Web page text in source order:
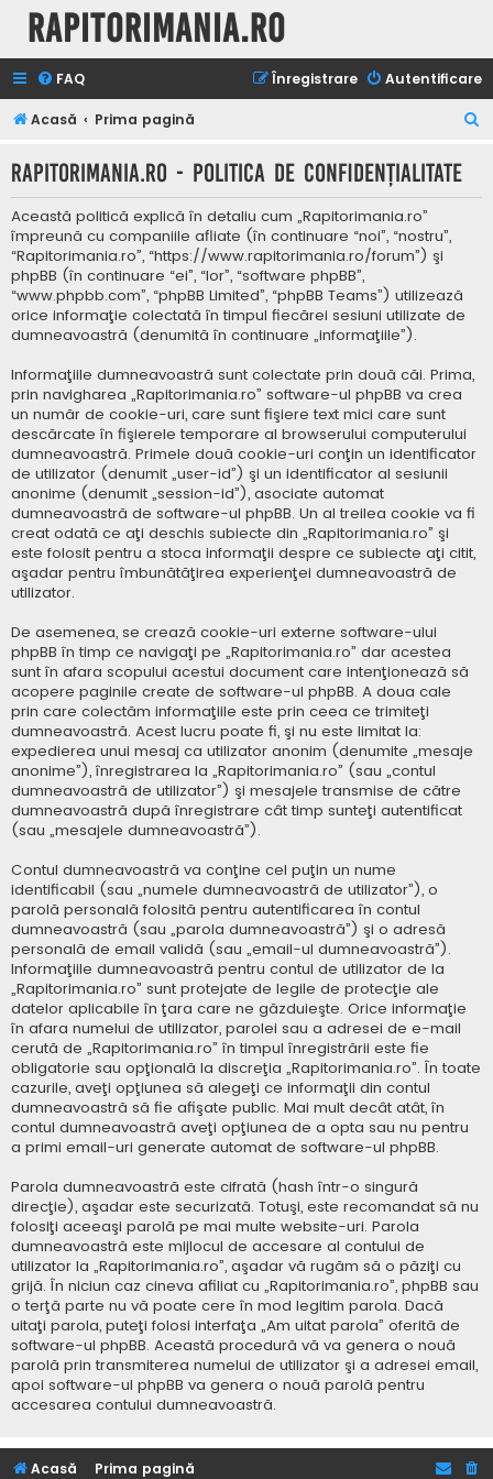
Rapitorimania.ro
FAQ Autentificare
Înregistrare
Acasă Prima pagină
t
Rapitorimania.ro - Politica de confidenţialitate
Această politică explică în detaliu cum „Rapitorimania.ro”
împreună cu companiile afliate (în continuare “noi”, “nostru”,
“Rapitorimania.ro”, “https://www.rapitorimania.ro/forum”) şi
phpBB (în continuare “ei”, “lor”, “software phpBB”,
“www.phpbb.com”, “phpBB Limited”, “phpBB Teams”) utilizează
orice informaţie colectată în timpul fiecărei sesiuni utilizate de
dumneavoastră (denumită în continuare „informaţiile”).
Informaţiile dumneavoastră sunt colectate prin două căi. Prima,
prin navigharea „Rapitorimania.ro” software-ul phpBB va crea
un număr de cookie-uri, care sunt fişiere text mici care sunt
descărcate în fişierele temporare al browserului computerului
dumneavoastră. Primele două cookie-uri conţin un identificator
de utilizator (denumit „user-id”) şi un identificator al sesiunii
anonime (denumit „session-id”), asociate automat
dumneavoastră de software-ul phpBB. Un al treilea cookie va fi
creat odată ce aţi deschis subiecte din „Rapitorimania.ro” şi
este folosit pentru a stoca informaţii despre ce subiecte aţi citit,
aşadar pentru îmbunătăţirea experienţei dumneavoastră de
utilizator.
De asemenea, se crează cookie-uri externe software-ului
phpBB în timp ce navigaţi pe „Rapitorimania.ro” dar acestea
sunt în afara scopului acestui document care intenţionează să
acopere paginile create de software-ul phpBB. A doua cale
prin care colectăm informaţiile este prin ceea ce trimiteţi
dumneavoastră. Acest lucru poate fi, şi nu este limitat la:
expedierea unui mesaj ca utilizator anonim (denumite „mesaje
anonime”), înregistrarea la „Rapitorimania.ro” (sau „contul
dumneavoastră de utilizator”) şi mesajele transmise de către
dumneavoastră după înregistrare cât timp sunteţi autentificat
(sau „mesajele dumneavoastră”).
Contul dumneavoastră va conţine cel puţin un nume
identificabil (sau „numele dumneavoastră de utilizator”), o
parolă personală folosită pentru autentificarea în contul
dumneavoastră (sau „parola dumneavoastră”) şi o adresă
personală de email validă (sau „email-ul dumneavoastră”).
Informaţiile dumneavoastră pentru contul de utilizator de la
„Rapitorimania.ro” sunt protejate de legile de protecţie ale
datelor aplicabile în ţara care ne găzduieşte. Orice informaţie
în afara numelui de utilizator, parolei sau a adresei de e-mail
cerută de „Rapitorimania.ro” în timpul înregistrării este fie
obligatorie sau opţională la discreţia „Rapitorimania.ro”. În toate
cazurile, aveţi opţiunea să alegeţi ce informaţii din contul
dumneavoastră să fie afişate public. Mai mult decât atât, în
contul dumneavoastră aveţi opţiunea de a opta sau nu pentru
a primi email-uri generate automat de software-ul phpBB.
Parola dumneavoastră este cifrată (hash într-o singură
direcţie), aşadar este securizată. Totuşi, este recomandat să nu
folosiţi aceeaşi parolă pe mai multe website-uri. Parola
dumneavoastră este mijlocul de accesare al contului de
utilizator la „Rapitorimania.ro”, aşadar vă rugăm să o păziţi cu
grijă. În niciun caz cineva afiliat cu „Rapitorimania.ro”, phpBB sau
o terţă parte nu vă poate cere în mod legitim parola. Dacă
uitaţi parola, puteţi folosi interfaţa „Am uitat parola” oferită de
software-ul phpBB. Această procedură vă va genera o nouă
parolă prin transmiterea numelui de utilizator şi a adresei email,
apoi software-ul phpBB va genera o nouă parolă pentru
accesarea contului dumneavoastră.
Acasă Prima pagină